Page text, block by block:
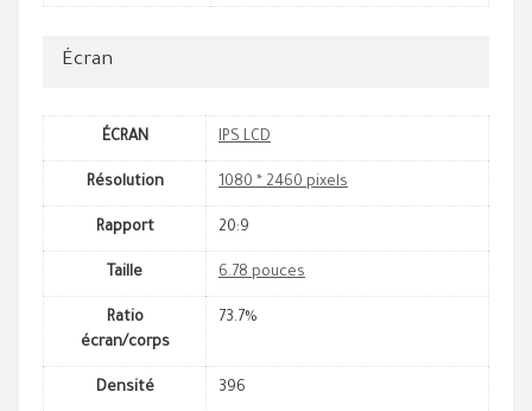
Écran
ÉCRAN IPS LCD
Résolution 1080 * 2460 pixels
Rapport 20:9
Taille 6.78 pouces
Ratio
écran/corps
73.7%
Densité 396